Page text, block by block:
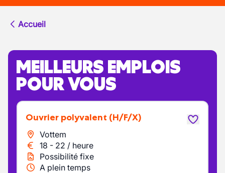
Accueil
MEILLEURS EMPLOIS
POUR VOUS
Ouvrier polyvalent (H/F/X)
Vottem
18 - 22 / heure
Possibilité fixe
A plein temps